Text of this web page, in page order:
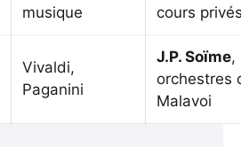
musique
cours
Vivaldi,
Paganini
J.P. Soïme,
orchestres
Malavoi